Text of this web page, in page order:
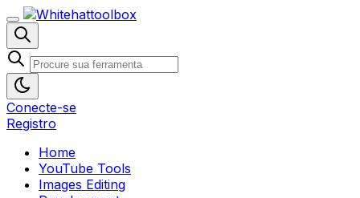
Conecte-se
Registro
Home
YouTube Tools
Images Editing